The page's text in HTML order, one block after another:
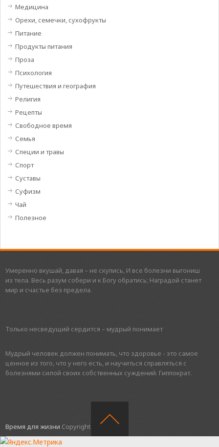
Медицина
Орехи, семечки, сухофрукты
Питание
Продукты питания
Проза
Психология
Путешествия и география
Религия
Рецепты
Свободное время
Семья
Специи и травы
Спорт
Суставы
Суфизм
Чай
Полезное
Умеренно вкушай, давая – не скупись, И все болезни выгониш
из тела. Весь разум собери и к Богу обратись; Наградой станет
мир и счастье без предела.
Только несведущий сердится – мудрый понимает
Мудрый человек должен понимать, что здоровье - это самое
ценное из того, что у него есть, и научиться справляться с
болезнями силой своих собственных суждений. Гиппократ.
Время для жизни Copyright © 2018.